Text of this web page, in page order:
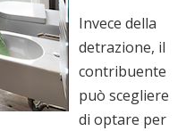
Invece della
detrazione, il
contribuente
può scegliere
di optare per